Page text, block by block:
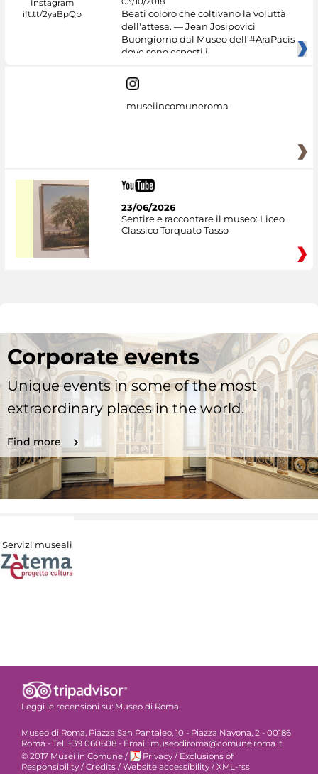
Beati coloro che coltivano la voluttà
dell'attesa. — Jean Josipovici
Buongiorno dal Museo dell'#AraPacis
dove sono esposti i
museiincomuneroma
23/06/2026
Sentire e raccontare il museo: Liceo
Classico Torquato Tasso
Corporate events
Unique events in some of the most
extraordinary places in the world.
Find more
Servizi museali
Leggi le recensioni su: Museo di Roma
Museo di Roma, Piazza San Pantaleo, 10 - Piazza Navona, 2 - 00186
Roma - Tel. +39 060608 - Email: museodiroma@comune.roma.it
© 2017 Musei in Comune / Privacy / Exclusions of
Responsibility /Credits /Website accessibility /XML-rss